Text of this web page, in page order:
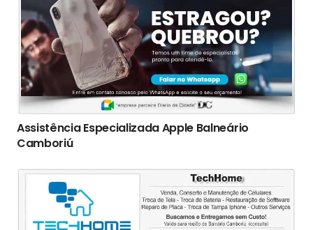
Assistência Especializada Apple Balneário
Camboriú